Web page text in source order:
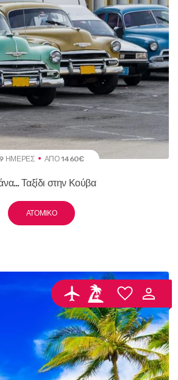
9 ΗΜΈΡΕΣ ΑΠΌ 1460€
Ταξίδι στην Κούβα
ΑΤΟΜΙΚΌ